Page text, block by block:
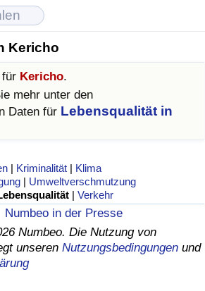
Kericho
für Kericho.
mehr unter den
Daten für Lebensqualität in
| Kriminalität | Klima
| Umweltverschmutzung
|Verkehr
Numbeo in der Presse
Numbeo. Die Nutzung von
unseren Nutzungsbedingungen und
Index (aktuell)
Index
Index nach Land
(aktuell)
nach Land
(aktuell)
nach Land
(aktuell)